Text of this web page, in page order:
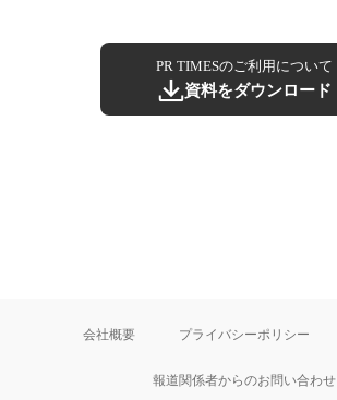
PR TIMESのご利用について
資料をダウンロード
会社概要 プライバシーポリシー
報道関係者からのお問い合わせ